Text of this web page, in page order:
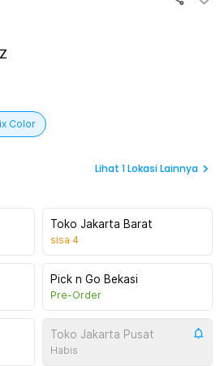
Color
Lihat 1Lokasi Lainnya
Toko Jakarta Barat
sisa 4
Pick n Go Bekasi
Pre-Order
Toko Jakarta Pusat
Habis